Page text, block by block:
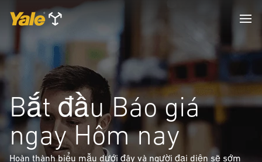
Bắt đầu Báo giá
ngay Hôm nay
Hoàn thành biểu mẫu dưới đây và người đại diện sẽ sớm